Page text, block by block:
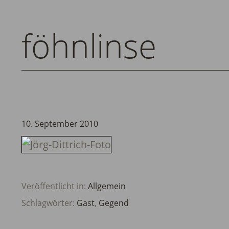
föhnlinse
10. September 2010
Veröffentlicht in: Allgemein
Schlagwörter: Gast, Gegend